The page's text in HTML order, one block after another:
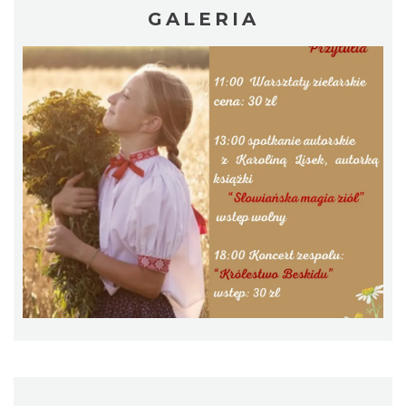
Wakacyjna Potańcówka na Czantorii
Ustroń
5.99 km
Zlot Pojazdów Zabytkowych
Górki Wielkie
2026-08-16
6.48 km
GALERIA